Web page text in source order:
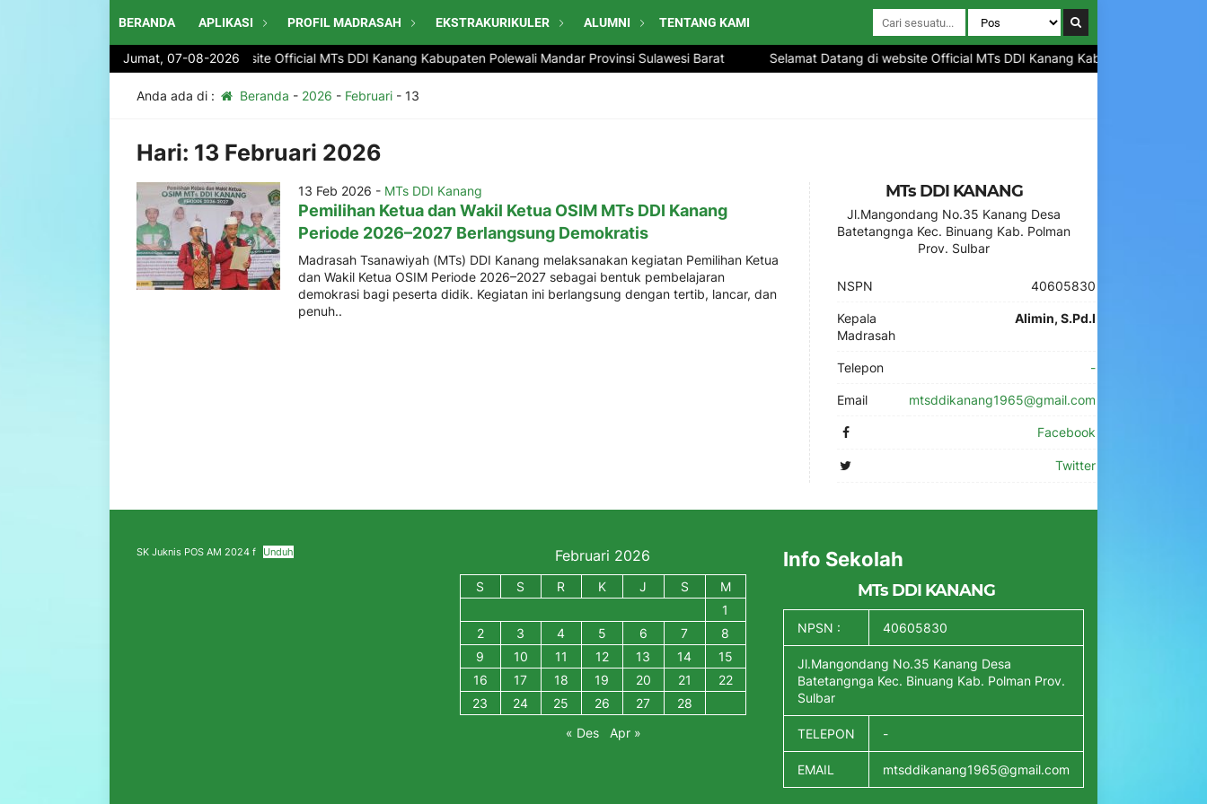
BERANDA APLIKASI PROFIL MADRASAH EKSTRAKURIKULER ALUMNI TENTANG KAMI
Jumat, 07-08-2026
Selamat Datang di website Official MTs DDI Kanang Kabupaten Polewali Mandar Provinsi Sulawesi Barat Selamat Datang di website Official MTs DDI Kanang Kabupaten Polewali
Anda ada di : Beranda - 2026 - Februari- 13
Hari: 13 Februari 2026
13 Feb 2026 - MTs DDI Kanang
Pemilihan Ketua dan Wakil Ketua OSIM MTs DDI Kanang
Periode 2026–2027 Berlangsung Demokratis
Madrasah Tsanawiyah (MTs) DDI Kanang melaksanakan kegiatan Pemilihan Ketua
dan Wakil Ketua OSIM Periode 2026–2027 sebagai bentuk pembelajaran
demokrasi bagi peserta didik. Kegiatan ini berlangsung dengan tertib, lancar, dan
penuh..
MTs DDI KANANG
Jl.Mangondang No.35 Kanang Desa
Batetangnga Kec. Binuang Kab. Polman
Prov. Sulbar
NSPN 40605830
Kepala
Madrasah
Alimin, S.Pd.I
Telepon -
Email mtsddikanang1965@gmail.com
Facebook
Twitter
SK Juknis POS AM 2024 f Unduh Februari 2026
S S R K J S
M
1
2
3 4 5 6 7
8
9
10 11 12 13 14
15
16
17 18 19 20 21
22
23
24 25 26 27
28
« Des
Apr »
Info Sekolah
MTs DDI KANANG
NPSN : 40605830
Jl.Mangondang No.35 Kanang Desa
Batetangnga Kec. Binuang Kab. Polman Prov.
Sulbar
TELEPON -
EMAIL mtsddikanang1965@gmail.com